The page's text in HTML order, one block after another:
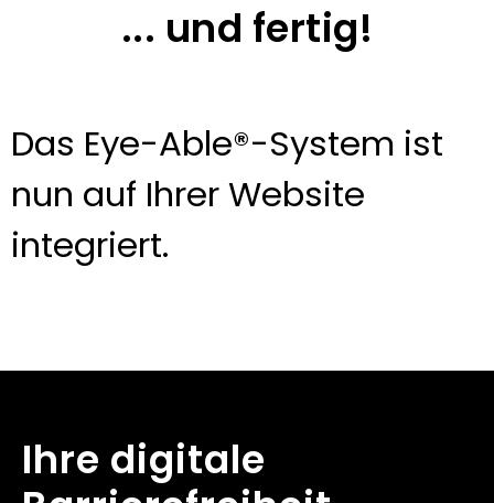
... und fertig!
Das Eye-Able®-System ist
nun auf Ihrer Website
integriert.
Ihre digitale